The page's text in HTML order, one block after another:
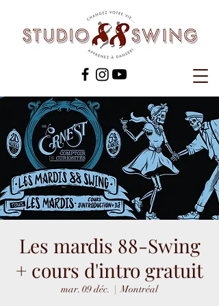
Les mardis 88-Swing
+ cours d'intro gratuit
mar. 09 déc.
  |
Montréal